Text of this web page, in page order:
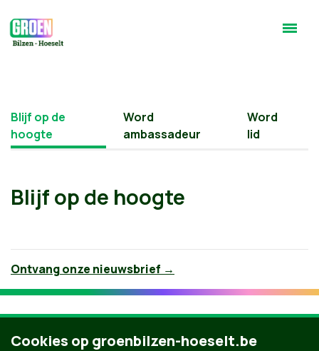
Blijf op de
hoogte
Word
ambassadeur
Word
lid
Blijf op de hoogte
Ontvang onze nieuwsbrief →
Cookies op groenbilzen-hoeselt.be